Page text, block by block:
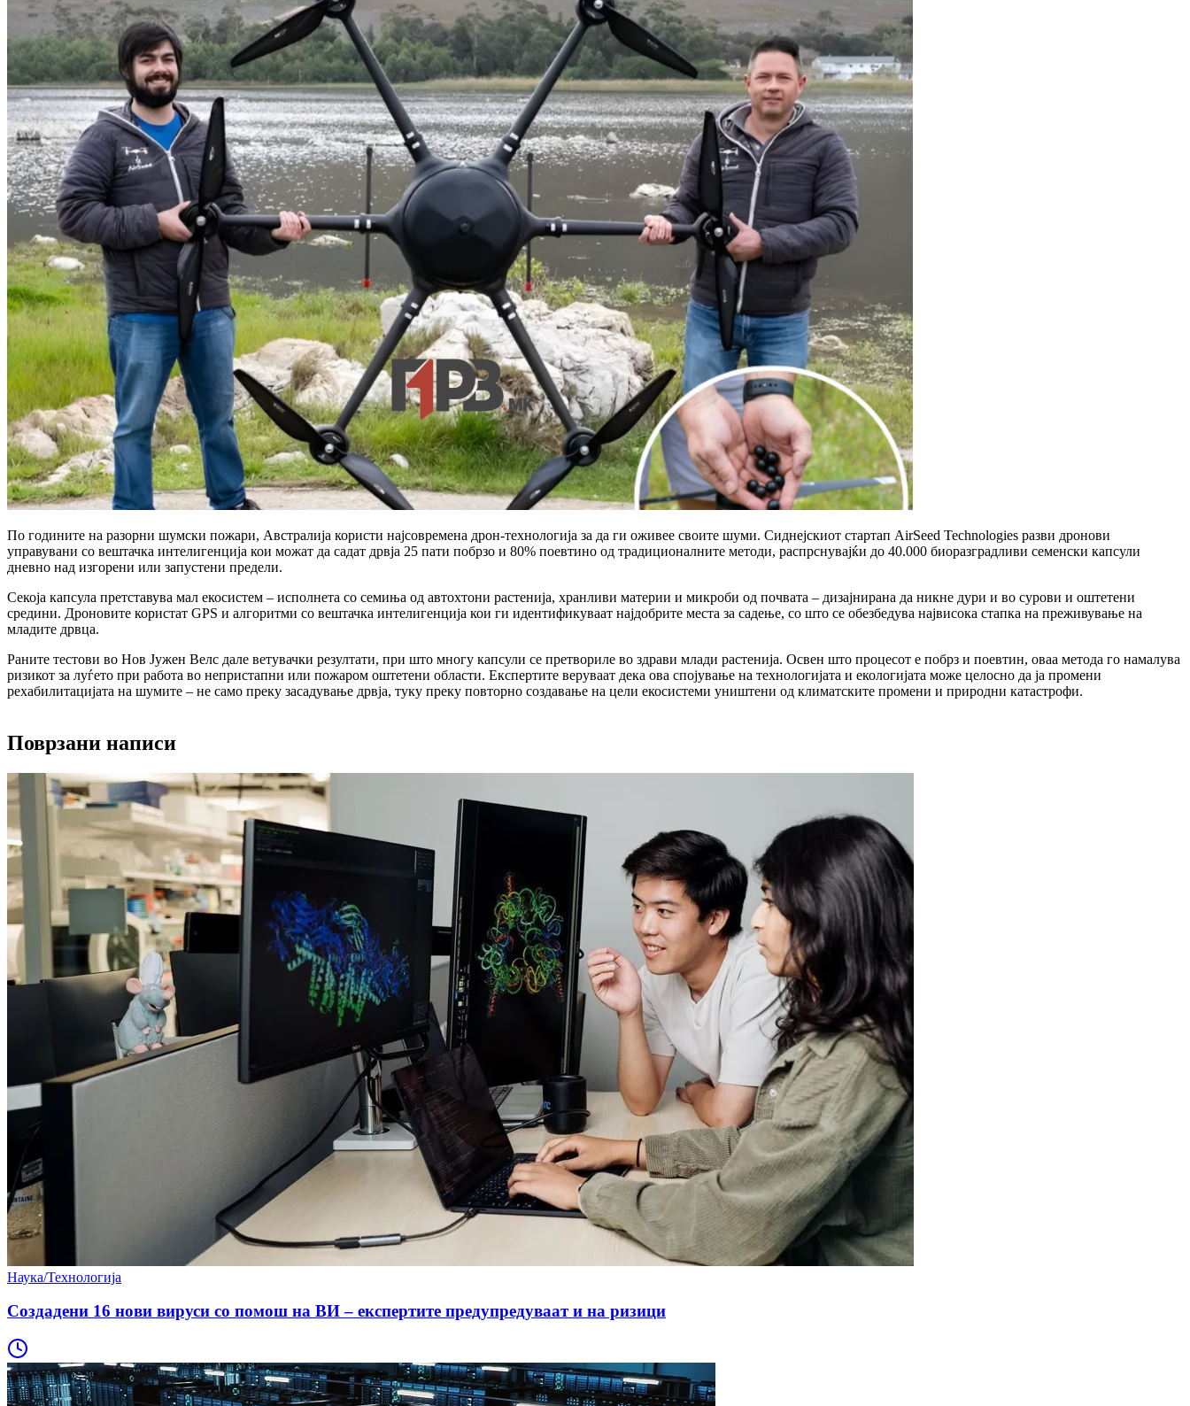
По годините на разорни шумски пожари, Австралија користи најсовремена дрон-технологија за да ги оживее своите шуми. Сиднејскиот стартап AirSeed Technologies разви дронови
управувани со вештачка интелигенција кои можат да садат дрвја 25 пати побрзо и 80% поевтино од традиционалните методи, распрснувајќи до 40.000 биоразградливи семенски капсули
дневно над изгорени или запустени предели.
Секоја капсула претставува мал екосистем – исполнета со семиња од автохтони растенија, хранливи материи и микроби од почвата – дизајнирана да никне дури и во сурови и оштетени
средини. Дроновите користат GPS и алгоритми со вештачка интелигенција кои ги идентификуваат најдобрите места за садење, со што се обезбедува највисока стапка на преживување на
младите дрвца.
Раните тестови во Нов Јужен Велс дале ветувачки резултати, при што многу капсули се претвориле во здрави млади растенија. Освен што процесот е побрз и поевтин, оваа метода го намалува
ризикот за луѓето при работа во непристапни или пожаром оштетени области. Експертите веруваат дека ова спојување на технологијата и екологијата може целосно да ја промени
рехабилитацијата на шумите – не само преку засадување дрвја, туку преку повторно создавање на цели екосистеми уништени од климатските промени и природни катастрофи.
Поврзани написи
Наука/Технологија
Создадени 16 нови вируси со помош на ВИ – експертите предупредуваат и на ризици